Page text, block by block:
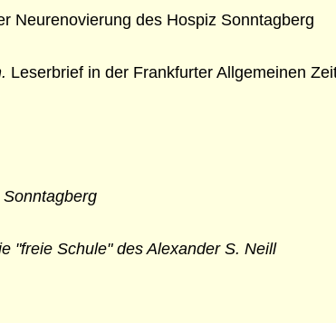
Neurenovierung des Hospiz Sonntagberg
Leserbrief in der Frankfurter Allgemeinen
"freie Schule" des Alexander S. Neill